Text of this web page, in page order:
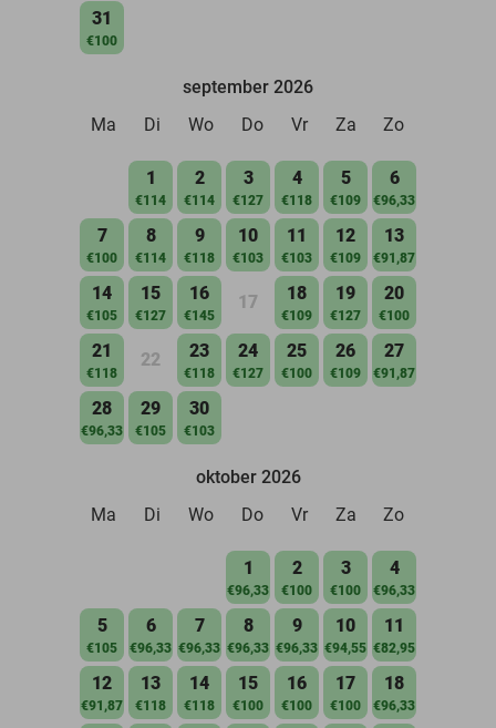
31
€100
september 2026
Ma
Di Wo Do Vr Za Zo
1
€114
2
€114
3
€127
4
€118
5
€109
6
€96,33
7
€100
8
€114
9
€118
10
€103
11
€103
12
€109
13
€91,87
14
€105
15
€127
16
€145
17 18
€109
19
€127
20
€100
21
€118
22 23
€118
24
€127
25
€100
26
€109
27
€91,87
28
€96,33
29
€105
30
€103
oktober 2026
Ma
Di Wo Do Vr Za Zo
1
€96,33
2
€100
3
€100
4
€96,33
5
€105
6
€96,33
7
€96,33
8
€96,33
9
€96,33
10
€94,55
11
€82,95
12
€91,87
13
€118
14
€118
15
€100
16
€100
17
€100
18
€96,33